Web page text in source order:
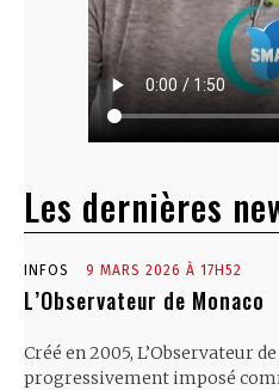
Les dernières
INFOS 9 MARS 2026 À 17H52
L’Observateur de Monaco
Créé en 2005, L’Observateur
progressivement imposé